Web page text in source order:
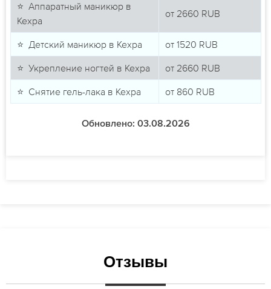
⭐ Аппаратный маникюр в
Кехра
от 2660 RUB
⭐ Детский маникюр в Кехра от 1520 RUB
⭐ Укрепление ногтей в Кехра от 2660 RUB
⭐ Снятие гель-лака в Кехра от 860 RUB
Обновлено: 03.08.2026
Отзывы